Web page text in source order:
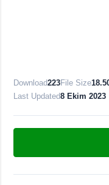
Download223File Size
Last Updated8 Ekim 2023